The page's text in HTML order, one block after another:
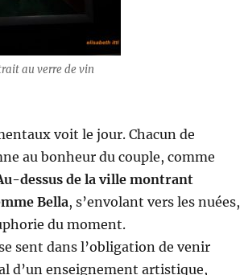
au verre de vin
voit le jour. Chacun de
au bonheur du couple, comme
dessus de la ville montrant
Bella, s’envolant vers les nuées,
du moment.
sent dans l’obligation de venir
d’un enseignement artistique,